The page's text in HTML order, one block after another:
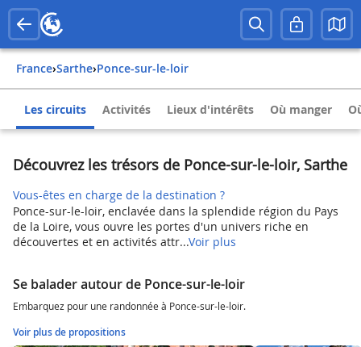
France› Sarthe› Ponce-sur-le-loir
Les circuits Activités Lieux d'intérêts Où manger
Découvrez les trésors de Ponce-sur-le-loir, Sarthe
Vous-êtes en charge de la destination ?
Ponce-sur-le-loir, enclavée dans la splendide région du Pays
de la Loire, vous ouvre les portes d'un univers riche en
découvertes et en activités attr...Voir plus
Se balader autour de Ponce-sur-le-loir
Embarquez pour une randonnée à Ponce-sur-le-loir.
Voir plus de propositions